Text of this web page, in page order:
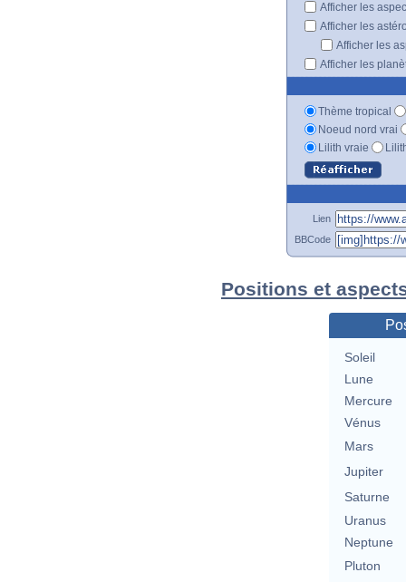
Afficher les
Afficher les
Afficher les
Afficher les
Thème tropical
Noeud nord vrai
Lilith vraie
Lien
BBCode
Positions et
Soleil
Lune
Mercure
Vénus
Mars
Jupiter
Saturne
Uranus
Neptune
Pluton